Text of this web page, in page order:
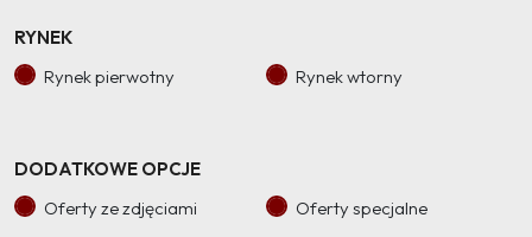
RYNEK
Rynek pierwotny
Rynek wtorny
DODATKOWE OPCJE
Oferty ze zdjęciami
Oferty specjalne